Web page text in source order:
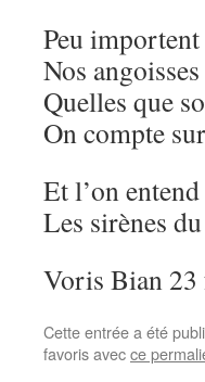
Peu
Nos
Quelles que
On compte
Et l’on
Les sirènes
Voris Bian
Cette entrée a été
favoris avecce